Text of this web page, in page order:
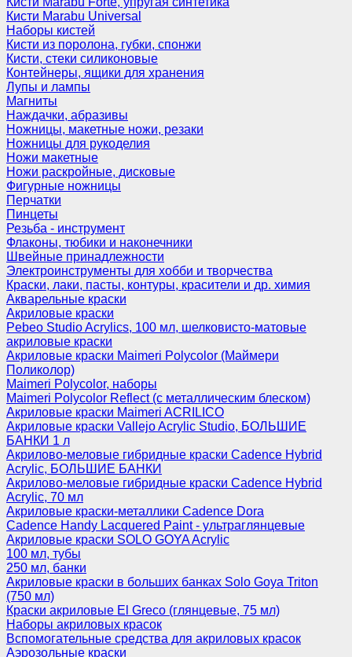
Кисти Marabu Universal
Наборы кистей
Кисти из поролона, губки, спонжи
Кисти, стеки силиконовые
Контейнеры, ящики для хранения
Лупы и лампы
Магниты
Наждачки, абразивы
Ножницы, макетные ножи, резаки
Ножницы для рукоделия
Ножи макетные
Ножи раскройные, дисковые
Фигурные ножницы
Перчатки
Пинцеты
Резьба - инструмент
Флаконы, тюбики и наконечники
Швейные принадлежности
Электроинструменты для хобби и творчества
Краски, лаки, пасты, контуры, красители и др. химия
Акварельные краски
Акриловые краски
Pebeo Studio Acrylics, 100 мл, шелковисто-матовые
акриловые краски
Акриловые краски Maimeri Polycolor (Маймери
Поликолор)
Maimeri Polycolor, наборы
Maimeri Polycolor Reflect (с металлическим блеском)
Акриловые краски Maimeri ACRILICO
Акриловые краски Vallejo Acrylic Studio, БОЛЬШИЕ
БАНКИ 1 л
Акрилово-меловые гибридные краски Cadence Hybrid
Acrylic, БОЛЬШИЕ БАНКИ
Акрилово-меловые гибридные краски Cadence Hybrid
Acrylic, 70 мл
Акриловые краски-металлики Cadence Dora
Cadence Handy Lacquered Paint - ультраглянцевые
Акриловые краски SOLO GOYA Acrylic
100 мл, тубы
250 мл, банки
Акриловые краски в больших банках Solo Goya Triton
(750 мл)
Краски акриловые El Greco (глянцевые, 75 мл)
Наборы акриловых красок
Вспомогательные средства для акриловых красок
Аэрозольные краски